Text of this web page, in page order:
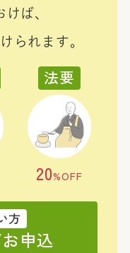
ば、
られます。
法要
20%OFF
方
申込